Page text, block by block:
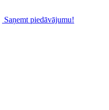
Saņemt piedāvājumu!